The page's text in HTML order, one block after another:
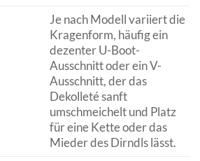
Je nach Modell variiert die
Kragenform, häufig ein
dezenter U-Boot-
Ausschnitt oder ein V-
Ausschnitt, der das
Dekolleté sanft
umschmeichelt und Platz
für eine Kette oder das
Mieder des Dirndls lässt.